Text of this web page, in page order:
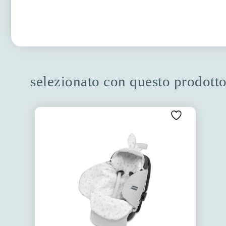
selezionato con questo